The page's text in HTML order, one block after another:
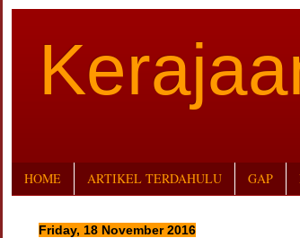
HOME ARTIKEL TERDAHULU GAP
Friday, 18 November 2016